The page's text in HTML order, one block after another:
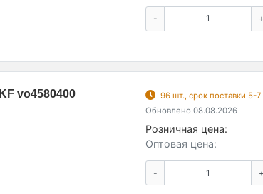
- +
vo4580400
96 шт., срок поставки 5-
Обновлено 08.08.2026
Розничная цена:
Оптовая цена:
- +